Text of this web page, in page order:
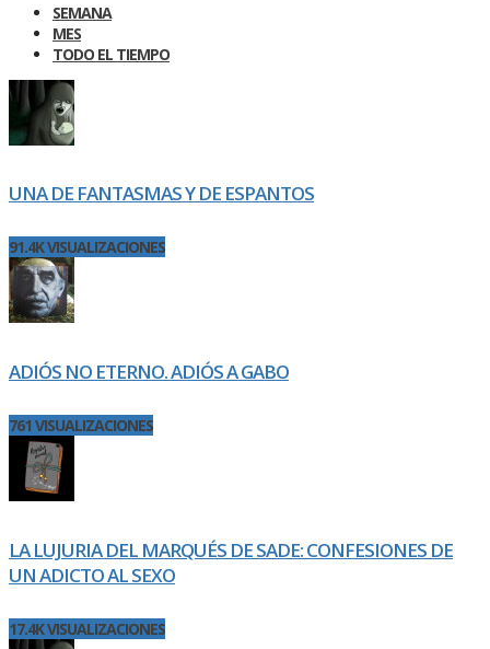
SEMANA
MES
TODO EL TIEMPO
UNA DE FANTASMAS Y DE ESPANTOS
91.4K VISUALIZACIONES
ADIÓS NO ETERNO. ADIÓS A GABO
761 VISUALIZACIONES
LA LUJURIA DEL MARQUÉS DE SADE: CONFESIONES DE
UN ADICTO AL SEXO
17.4K VISUALIZACIONES